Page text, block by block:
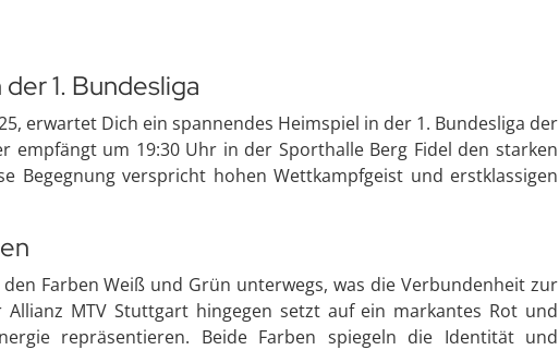
1. Bundesliga
erwartet Dich ein spannendes Heimspiel in der 1. Bundesliga der
empfängt um 19:30 Uhr in der Sporthalle Berg Fidel den starken
Begegnung verspricht hohen Wettkampfgeist und erstklassigen
Farben Weiß und Grün unterwegs, was die Verbundenheit zur
MTV Stuttgart hingegen setzt auf ein markantes Rot und
repräsentieren. Beide Farben spiegeln die Identität und